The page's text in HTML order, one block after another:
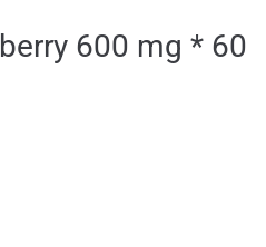
600 mg * 60